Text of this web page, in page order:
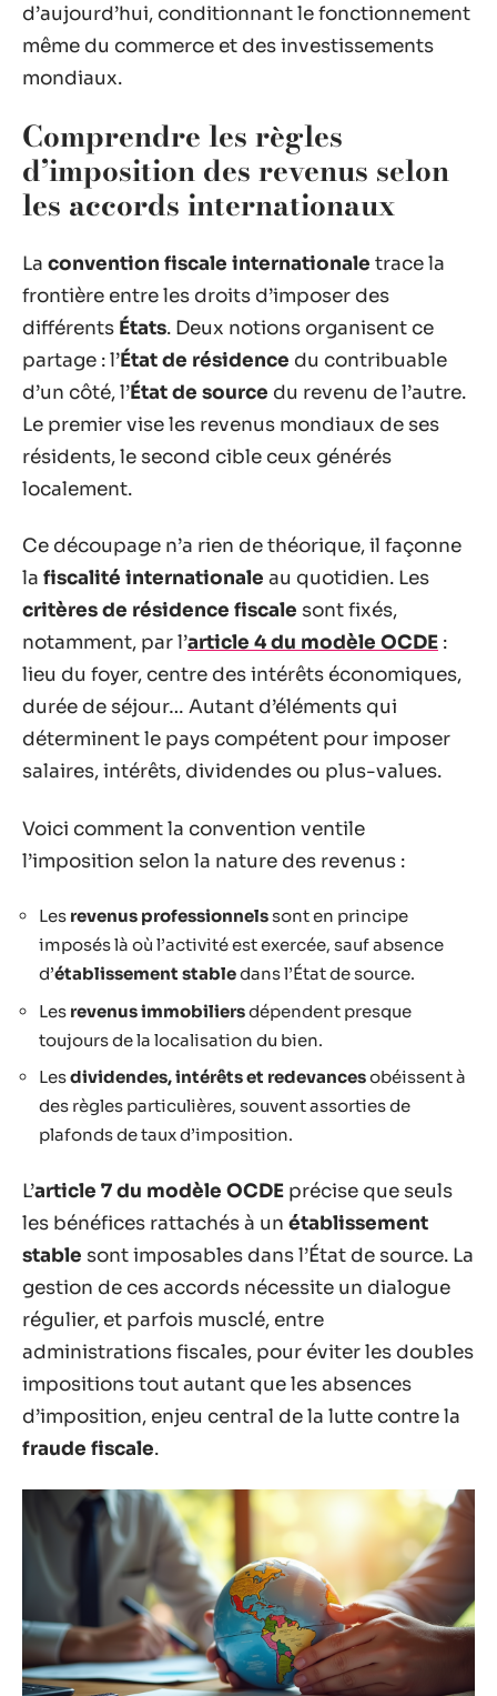
d’aujourd’hui, conditionnant le fonctionnement
même du commerce et des investissements
mondiaux.
Comprendre les règles
d’imposition des revenus selon
les accords internationaux
La convention fiscale internationale trace la
frontière entre les droits d’imposer des
différents États. Deux notions organisent ce
partage : l’État de résidence du contribuable
d’un côté, l’État de source du revenu de l’autre.
Le premier vise les revenus mondiaux de ses
résidents, le second cible ceux générés
localement.
Ce découpage n’a rien de théorique, il façonne
la fiscalité internationale au quotidien. Les
critères de résidence fiscale sont fixés,
notamment, par l’article 4 du modèle OCDE :
lieu du foyer, centre des intérêts économiques,
durée de séjour… Autant d’éléments qui
déterminent le pays compétent pour imposer
salaires, intérêts, dividendes ou plus-values.
Voici comment la convention ventile
l’imposition selon la nature des revenus :
Les revenus professionnelssont en principe
imposés là où l’activité est exercée, sauf absence
d’établissement stabledans l’État de source.
Les revenus immobiliersdépendent presque
toujours de la localisation du bien.
Lesdividendes, intérêts et redevancesobéissent à
des règles particulières, souvent assorties de
plafonds de taux d’imposition.
L’article 7 du modèle OCDE précise que seuls
les bénéfices rattachés à un établissement
stable sont imposables dans l’État de source. La
gestion de ces accords nécessite un dialogue
régulier, et parfois musclé, entre
administrations fiscales, pour éviter les doubles
impositions tout autant que les absences
d’imposition, enjeu central de la lutte contre la
fraude fiscale.